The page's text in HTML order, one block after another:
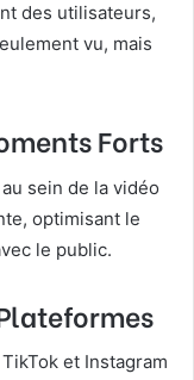
des utilisateurs,
vu, mais
Forts
sein de la vidéo
optimisant le
le public.
et Instagram